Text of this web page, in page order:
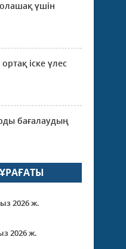
үшін
іске үлес
бағалаудың
2026 ж.
2026 ж.